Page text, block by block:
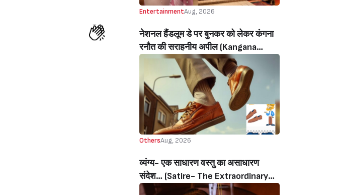
EntertainmentAug, 2026
नेशनल हैंडलूम डे पर बुनकर को लेकर कंगना
रनौत की सराहनीय अपील (Kangana
Ranaut’s Commendable Appeal
Regarding Weavers On National
Handloom Day)
OthersAug, 2026
व्यंग्य- एक साधारण वस्तु का असाधारण
संदेश… (Satire- The Extraordinary
Message Of An Ordinary Object…)